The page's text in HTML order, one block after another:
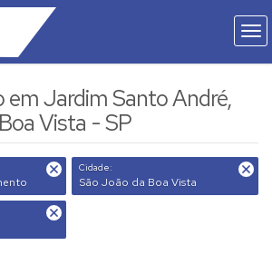
Jardim Santo André,
Vista - SP
Cidade:
São João da Boa Vista